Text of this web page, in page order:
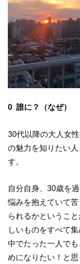
0 誰に？（なぜ）
30代以降の大人女
の魅力を知りたい
す。
自分自身、30歳を
悩みを抱えていて
られるかというこ
しいものをすべて
中でたった一人で
めになりたい！と思